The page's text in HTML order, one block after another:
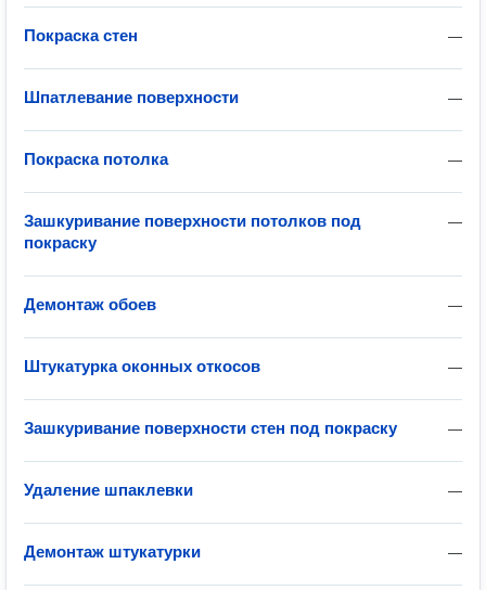
—
Покраска стен
—
Шпатлевание поверхности
—
Покраска потолка
—
Зашкуривание поверхности потолков под
покраску
—
Демонтаж обоев
—
Штукатурка оконных откосов
—
Зашкуривание поверхности стен под покраску
—
Удаление шпаклевки
—
Демонтаж штукатурки